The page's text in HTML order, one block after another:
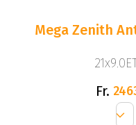
Mega Zenith
Fr.